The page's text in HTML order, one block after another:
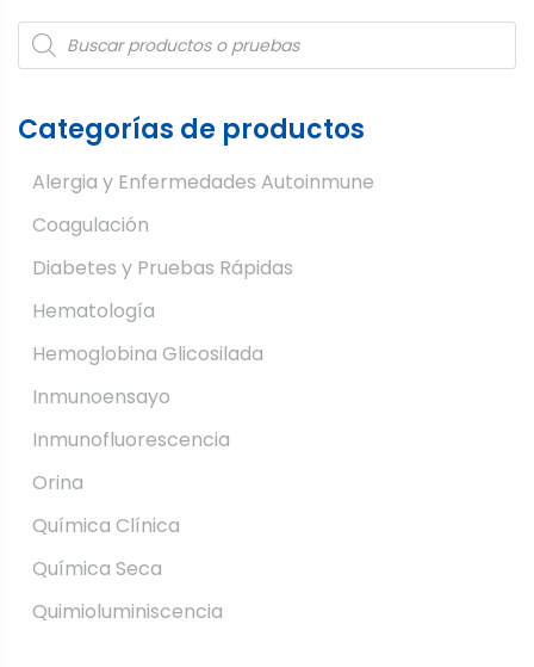
Products
search
Categorías de productos
Alergia y Enfermedades Autoinmune
Coagulación
Diabetes y Pruebas Rápidas
Hematología
Hemoglobina Glicosilada
Inmunoensayo
Inmunofluorescencia
Orina
Química Clínica
Química Seca
Quimioluminiscencia